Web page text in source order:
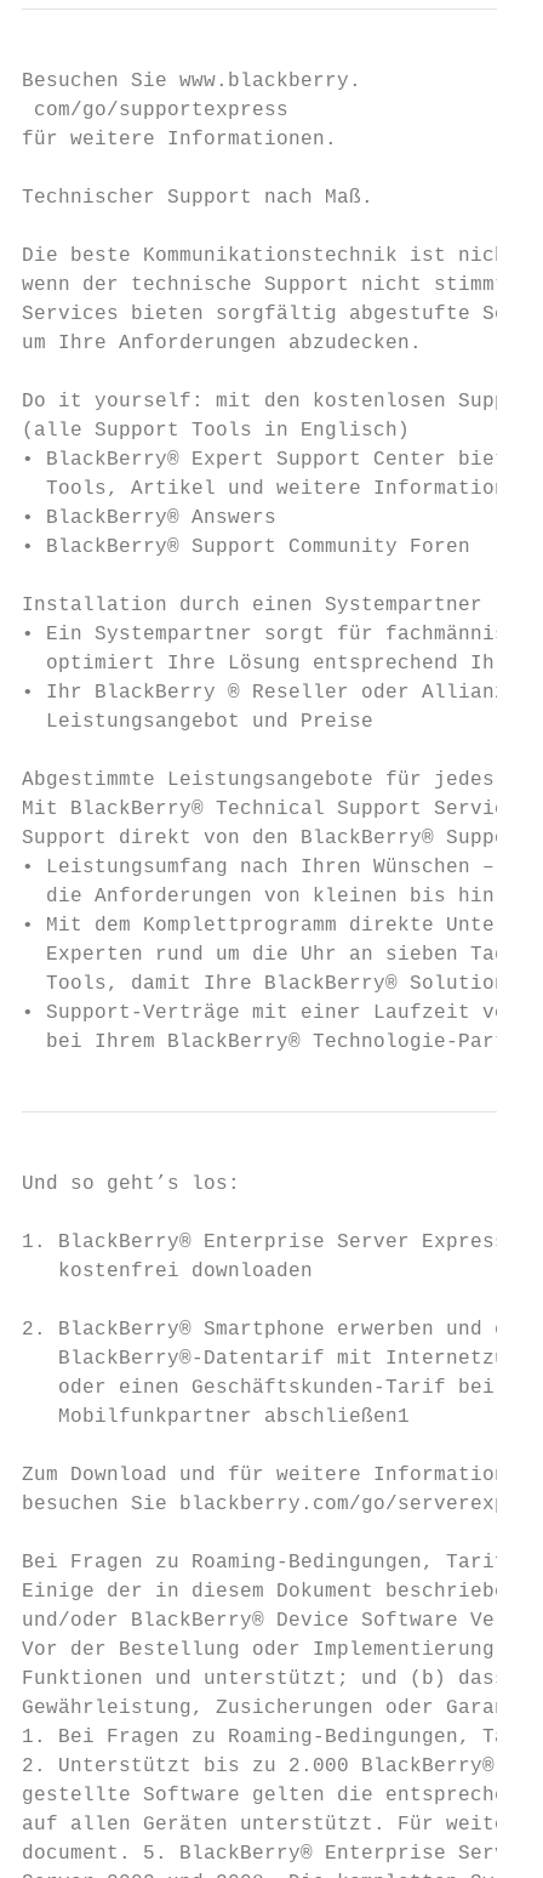
Besuchen Sie www.blackberry.
com/go/supportexpress
für weitere Informationen.
Technischer Support nach Maß.
Die beste Kommunikationstechnik ist nicht
wenn der technische Support nicht stimmt.
Services bieten sorgfältig abgestufte
um Ihre Anforderungen abzudecken.
Do it yourself: mit den kostenlosen
(alle Support Tools in Englisch)
• BlackBerry® Expert Support Center
Tools, Artikel und weitere Informationen
• BlackBerry® Answers
• BlackBerry® Support Community Foren
Installation durch einen Systempartner
• Ein Systempartner sorgt für
optimiert Ihre Lösung entsprechend Ihren
• Ihr BlackBerry ® Reseller oder
  Leistungsangebot und Preise
Abgestimmte Leistungsangebote für jedes
Mit BlackBerry® Technical Support
Support direkt von den BlackBerry® Support
• Leistungsumfang nach Ihren Wünschen –
die Anforderungen von kleinen bis hin zu
• Mit dem Komplettprogramm direkte
Experten rund um die Uhr an sieben Tagen
Tools, damit Ihre BlackBerry® Solution
• Support-Verträge mit einer Laufzeit von
  bei Ihrem BlackBerry® Technologie-Partner
Und so geht’s los:
1. BlackBerry® Enterprise Server Express3
   kostenfrei downloaden
2. BlackBerry® Smartphone erwerben und
BlackBerry®-Datentarif mit
oder einen Geschäftskunden-Tarif bei
   Mobilfunkpartner abschließen1
Zum Download und für weitere Informationen
besuchen Sie blackberry.com/go/
Bei Fragen zu Roaming-Bedingungen,
Einige der in diesem Dokument
und/oder BlackBerry® Device Software
Vor der Bestellung oder Implementierung
Funktionen und unterstützt; und (b) dass
Gewährleistung, Zusicherungen oder
1. Bei Fragen zu Roaming-Bedingungen,
2. Unterstützt bis zu 2.000 BlackBerry®
gestellte Software gelten die
auf allen Geräten unterstützt. Für weitere
document. 5. BlackBerry® Enterprise Server